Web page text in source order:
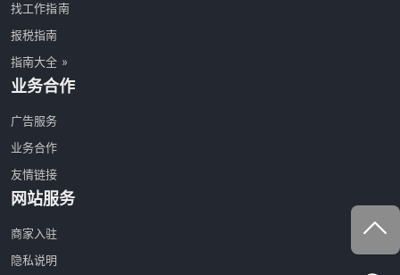
找工作指南
报税指南
指南大全 »
业务合作
广告服务
业务合作
友情链接
网站服务
商家入驻
隐私说明